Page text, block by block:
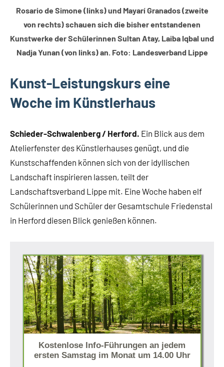
Rosario de Simone (links) und Mayarí Granados (zweite
von rechts) schauen sich die bisher entstandenen
Kunstwerke der Schülerinnen Sultan Atay, Laiba Iqbal und
Nadja Yunan (von links) an. Foto: Landesverband Lippe
Kunst-Leistungskurs eine
Woche im Künstlerhaus
Schieder-Schwalenberg / Herford. Ein Blick aus dem
Atelierfenster des Künstlerhauses genügt, und die
Kunstschaffenden können sich von der idyllischen
Landschaft inspirieren lassen, teilt der
Landschaftsverband Lippe mit. Eine Woche haben elf
Schülerinnen und Schüler der Gesamtschule Friedenstal
in Herford diesen Blick genießen können.
Kostenlose Info-Führungen an jedem
ersten Samstag im Monat um 14.00 Uhr